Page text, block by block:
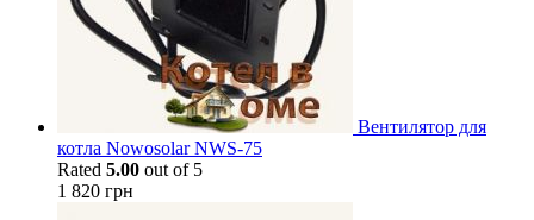
Вентилятор для
котла Nowosolar NWS-75
Rated 5.00 out of 5
1 820 грн